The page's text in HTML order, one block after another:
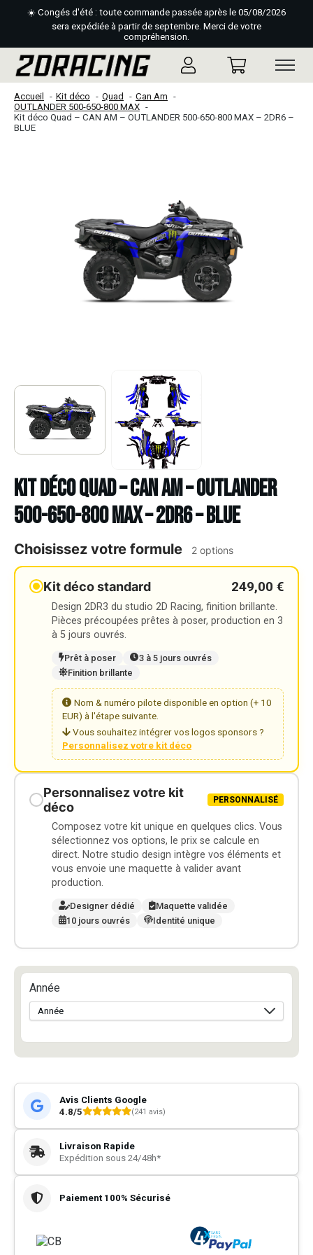
☀️ Congés d'été : toute commande passée après le 05/08/2026
sera expédiée à partir de septembre. Merci de votre
compréhension.
Accueil Kit déco Quad
Can Am
OUTLANDER 500-650-800 MAX
Kit déco Quad – CAN AM – OUTLANDER 500-650-800 MAX – 2DR6 –
BLUE
Kit déco Quad – CAN AM – OUTLANDER
500-650-800 MAX – 2DR6 – BLUE
Choisissez votre formule 2 options
Kit déco standard 249,00 €
Design 2DR3 du studio 2D Racing, finition brillante.
Pièces précoupées prêtes à poser, production en 3
à 5 jours ouvrés.
Prêt à poser
3 à 5 jours ouvrés
Finition brillante
Nom & numéro pilote disponible en option (+ 10
EUR) à l'étape suivante.
Vous souhaitez intégrer vos logos sponsors ?
Personnalisez votre kit déco
Personnalisez votre kit
déco
PERSONNALISÉ
Composez votre kit unique en quelques clics. Vous
sélectionnez vos options, le prix se calcule en
direct. Notre studio design intègre vos éléments et
vous envoie une maquette à valider avant
production.
Designer dédié
Maquette validée
10 jours ouvrés
Identité unique
Année
Avis Clients Google
4.8/5
(241 avis)
Livraison Rapide
Expédition sous 24/48h*
Paiement 100% Sécurisé